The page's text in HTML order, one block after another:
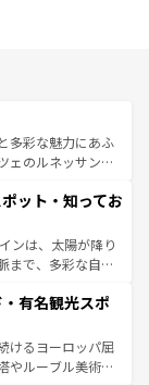
多彩な魅力にあふ
ェのルネッサンス
マルフィ海岸の絶
間には、本場の
を堪能することも
べての瞬間を楽し
一覧を参照してほ
ット・知ってお
ンは、太陽が降り
まで、多彩な自然
メンコ、熱気あふ
一部となってい
や、バルセロナの
ローマ遺跡や中世
有名観光スポ
けるヨーロッパ屈
やルーブル美術館